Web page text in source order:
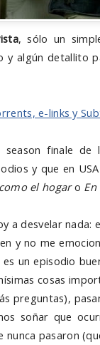
, sólo un
y algún detallito
e-links y
finale de
y que en
el hogaro
a desvelar
y no me
un episodio
cosas
preguntas),
soñar que
nunca pasaron